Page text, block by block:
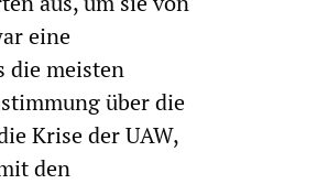
eine
die meisten
über die
Krise der UAW,
den